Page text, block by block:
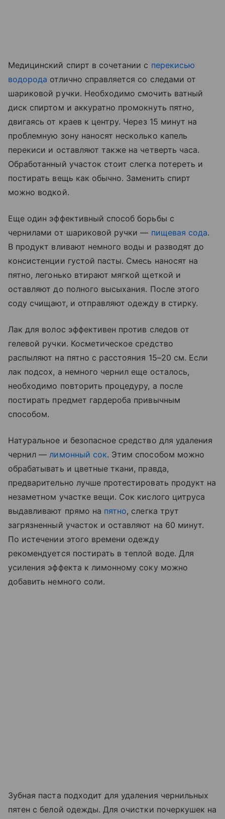
Медицинский спирт в сочетании с перекисью
водорода отлично справляется со следами от
шариковой ручки. Необходимо смочить ватный
диск спиртом и аккуратно промокнуть пятно,
двигаясь от краев к центру. Через 15 минут на
проблемную зону наносят несколько капель
перекиси и оставляют также на четверть часа.
Обработанный участок стоит слегка потереть и
постирать вещь как обычно. Заменить спирт
можно водкой.
Еще один эффективный способ борьбы с
чернилами от шариковой ручки — пищевая сода.
В продукт вливают немного воды и разводят до
консистенции густой пасты. Смесь наносят на
пятно, легонько втирают мягкой щеткой и
оставляют до полного высыхания. После этого
соду счищают, и отправляют одежду в стирку.
Лак для волос эффективен против следов от
гелевой ручки. Косметическое средство
распыляют на пятно с расстояния 15–20 см. Если
лак подсох, а немного чернил еще осталось,
необходимо повторить процедуру, а после
постирать предмет гардероба привычным
способом.
Натуральное и безопасное средство для удаления
чернил — лимонный сок. Этим способом можно
обрабатывать и цветные ткани, правда,
предварительно лучше протестировать продукт на
незаметном участке вещи. Сок кислого цитруса
выдавливают прямо на пятно, слегка трут
загрязненный участок и оставляют на 60 минут.
По истечении этого времени одежду
рекомендуется постирать в теплой воде. Для
усиления эффекта к лимонному соку можно
добавить немного соли.
Зубная паста подходит для удаления чернильных
пятен с белой одежды. Для очистки почеркушек на